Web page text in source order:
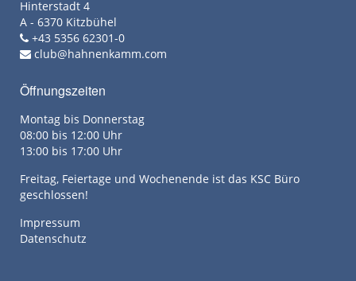
Hinterstadt 4
A - 6370 Kitzbühel
+43 5356 62301-0
club@hahnenkamm.com
Öffnungszeiten
Montag bis Donnerstag
08:00 bis 12:00 Uhr
13:00 bis 17:00 Uhr
Freitag, Feiertage und Wochenende ist das KSC Büro
geschlossen!
Impressum
Datenschutz